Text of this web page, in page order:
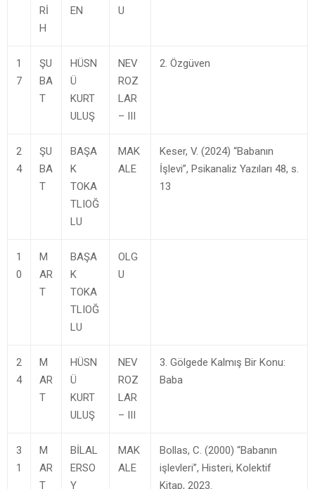
Rİ
H
EN
U
1
7
ŞU
BA
T
HÜSN
Ü
KURT
ULUŞ
NEV
ROZ
LAR
– III
2. Özgüven
2
4
ŞU
BA
T
BAŞA
K
TOKA
TLIOĞ
LU
MAK
ALE
Keser, V. (2024) “Babanın
İşlevi”, Psikanaliz Yazıları 48, s.
13
1
0
M
AR
T
BAŞA
K
TOKA
TLIOĞ
LU
OLG
U
2
4
M
AR
T
HÜSN
Ü
KURT
ULUŞ
NEV
ROZ
LAR
– III
3. Gölgede Kalmış Bir Konu:
Baba
3
1
M
AR
T
BİLAL
ERSO
Y
MAK
ALE
Bollas, C. (2000) “Babanın
işlevleri”, Histeri, Kolektif
Kitap, 2023.